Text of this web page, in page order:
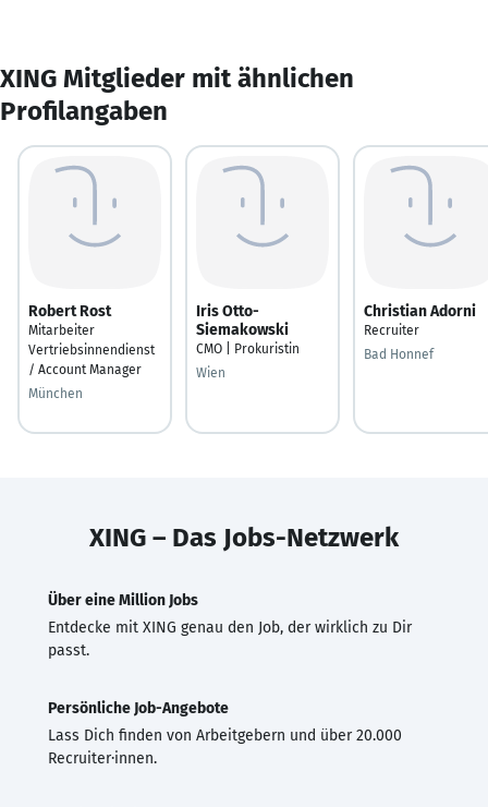
XING Mitglieder mit ähnlichen
Profilangaben
Robert Rost
Mitarbeiter
Vertriebsinnendienst
/ Account Manager
München
Iris Otto-
Siemakowski
CMO | Prokuristin
Wien
Christian Adorni
Recruiter
Bad Honnef
XING – Das Jobs-Netzwerk
Über eine Million Jobs
Entdecke mit XING genau den Job, der wirklich zu Dir
passt.
Persönliche Job-Angebote
Lass Dich finden von Arbeitgebern und über 20.000
Recruiter·innen.